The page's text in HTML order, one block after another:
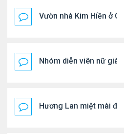
Vườn nhà Kim Hiền ở
Nhóm diễn viên nữ giàu
Hương Lan miệt mài đi